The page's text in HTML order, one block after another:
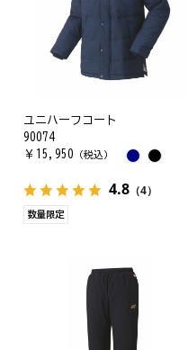
ユニハーフコート
90074
￥ 15,950 （税込）
4.8 （4）
数量限定